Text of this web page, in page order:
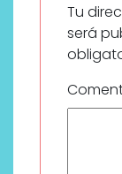
Tu
será